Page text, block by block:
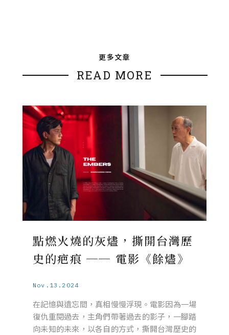
更多文章
READ MORE
點燃火燒的灰燼，撕開台灣歷
史的疤痕 ── 電影《餘燼》
Nov.13.2024
在記憶與遺忘間，真相慢慢浮現。電影因為一場
復仇重閱過去，主角們帶著過去的影子，一腳踏
向未知的未來，以各自的方式，撕開台灣歷史的